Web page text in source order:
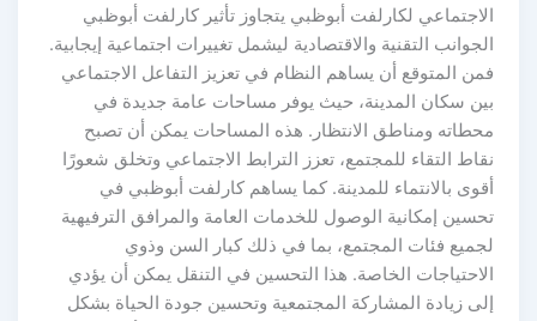
الاجتماعي لكارلفت أبوظبي يتجاوز تأثير كارلفت أبوظبي
الجوانب التقنية والاقتصادية ليشمل تغييرات اجتماعية إيجابية.
فمن المتوقع أن يساهم النظام في تعزيز التفاعل الاجتماعي
بين سكان المدينة، حيث يوفر مساحات عامة جديدة في
محطاته ومناطق الانتظار. هذه المساحات يمكن أن تصبح
نقاط التقاء للمجتمع، تعزز الترابط الاجتماعي وتخلق شعورًا
أقوى بالانتماء للمدينة. كما يساهم كارلفت أبوظبي في
تحسين إمكانية الوصول للخدمات العامة والمرافق الترفيهية
لجميع فئات المجتمع، بما في ذلك كبار السن وذوي
الاحتياجات الخاصة. هذا التحسين في التنقل يمكن أن يؤدي
إلى زيادة المشاركة المجتمعية وتحسين جودة الحياة بشكل